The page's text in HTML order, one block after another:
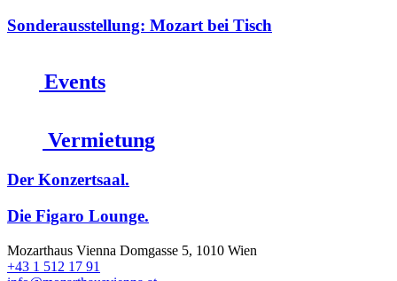
Sonderausstellung: Mozart bei Tisch
Events
Vermietung
Der Konzertsaal.
Die Figaro Lounge.
Mozarthaus Vienna Domgasse 5, 1010 Wien
+43 1 512 17 91